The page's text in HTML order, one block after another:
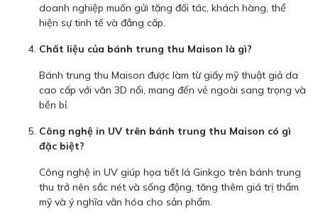
doanh nghiệp muốn gửi tặng đối tác, khách hàng, thể
hiện sự tinh tế và đẳng cấp.
Chất liệu của bánh trung thu Maison là gì?
Bánh trung thu Maison được làm từ giấy mỹ thuật giả da
cao cấp với vân 3D nổi, mang đến vẻ ngoài sang trọng và
bền bỉ.
Công nghệ in UV trên bánh trung thu Maison có gì
đặc biệt?
Công nghệ in UV giúp họa tiết lá Ginkgo trên bánh trung
thu trở nên sắc nét và sống động, tăng thêm giá trị thẩm
mỹ và ý nghĩa văn hóa cho sản phẩm.